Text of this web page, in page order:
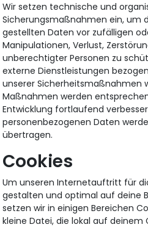
Wir setzen technische und
Sicherungsmaßnahmen ein, um
gestellten Daten vor zufälligen
Manipulationen, Verlust,
unberechtigter Personen zu
externe Dienstleistungen
unserer Sicherheitsmaßnahmen
Maßnahmen werden
Entwicklung fortlaufend
personenbezogenen Daten
übertragen.
Cookies
Um unseren Internetauftritt für
gestalten und optimal auf deine
setzen wir in einigen Bereichen
kleine Datei, die lokal auf